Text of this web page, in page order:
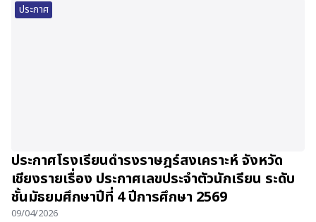
ประกาศ
ประกาศโรงเรียนดำรงราษฎร์สงเคราะห์ จังหวัด
เชียงรายเรื่อง ประกาศเลขประจำตัวนักเรียน ระดับ
ชั้นมัธยมศึกษาปีที่ 4 ปีการศึกษา 2569
09/04/2026